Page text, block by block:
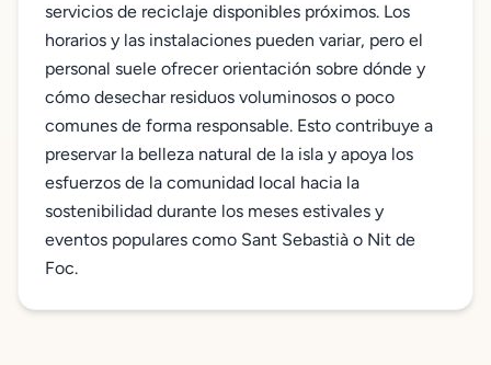
servicios de reciclaje disponibles próximos. Los
horarios y las instalaciones pueden variar, pero el
personal suele ofrecer orientación sobre dónde y
cómo desechar residuos voluminosos o poco
comunes de forma responsable. Esto contribuye a
preservar la belleza natural de la isla y apoya los
esfuerzos de la comunidad local hacia la
sostenibilidad durante los meses estivales y
eventos populares como Sant Sebastià o Nit de
Foc.